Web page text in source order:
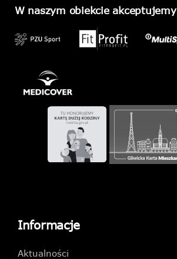
W naszym obiekcie akceptujemy
Informacje
Aktualności